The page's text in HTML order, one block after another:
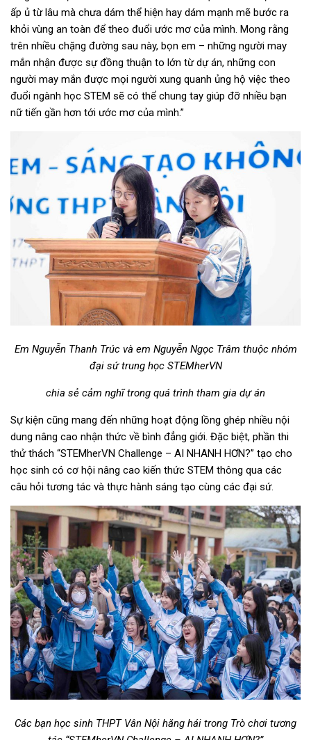
ấp ủ từ lâu mà chưa dám thể hiện hay dám mạnh mẽ bước ra
khỏi vùng an toàn để theo đuổi ước mơ của mình. Mong rằng
trên nhiều chặng đường sau này, bọn em – những người may
mắn nhận được sự đồng thuận to lớn từ dự án, những con
người may mắn được mọi người xung quanh ủng hộ việc theo
đuổi ngành học STEM sẽ có thể chung tay giúp đỡ nhiều bạn
nữ tiến gần hơn tới ước mơ của mình.”
Em Nguyễn Thanh Trúc và em Nguyễn Ngọc Trâm thuộc nhóm
đại sứ trung học STEMherVN
chia sẻ cảm nghĩtrong quá trình tham gia dự án
Sự kiện cũng mang đến những hoạt động lồng ghép nhiều nội
dung nâng cao nhận thức về bình đẳng giới. Đặc biệt, phần thi
thử thách “STEMherVN Challenge – AI NHANH HƠN?” tạo cho
học sinh có cơ hội nâng cao kiến thức STEM thông qua các
câu hỏi tương tác và thực hành sáng tạo cùng các đại sứ.
Các bạn học sinh THPT Vân Nội hăng hái trong Trò chơi tương